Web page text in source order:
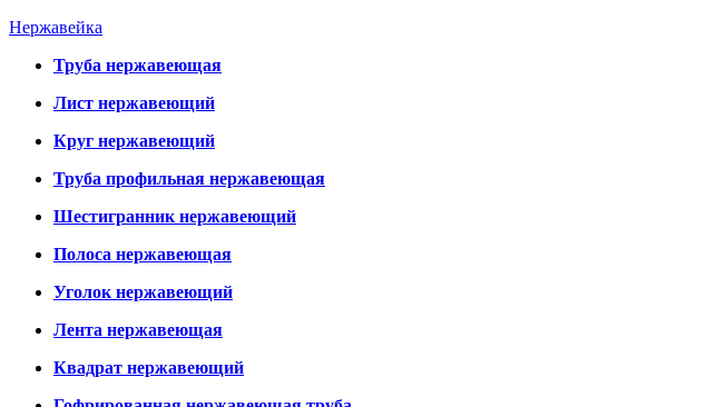
Нержавейка
Труба нержавеющая
Лист нержавеющий
Круг нержавеющий
Труба профильная нержавеющая
Шестигранник нержавеющий
Полоса нержавеющая
Уголок нержавеющий
Лента нержавеющая
Квадрат нержавеющий